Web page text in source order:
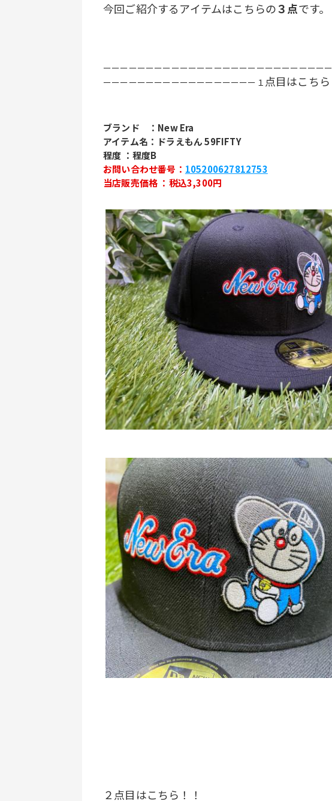
今回ご紹介するアイテムはこちらの３点です。
ーーーーーーーーーーーーーーーーーーーーーーーーーー
ーーーーーーーーーーーーーーーーーー１ 点目はこちら
ブランド　：New Era
アイテム名：ドラえもん 59FIFTY
程度 ：程度B
お問い合わせ番号： 105200627812753
当店販売価格 ：税込3,300円
２点目はこちら！！